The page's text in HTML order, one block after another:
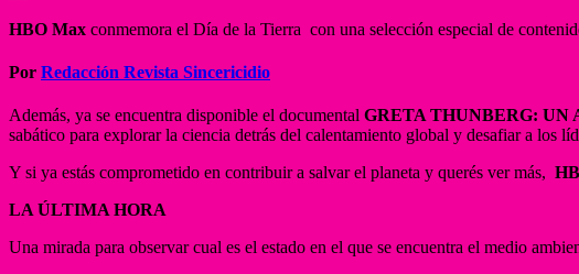
HBO Max conmemora el Día de la Tierra con una selección especial de
Por Redacción Revista Sincericidio
Además, ya se encuentra disponible el documental GRETA THUNBERG: UN
sabático para explorar la ciencia detrás del calentamiento global y desafiar a los
Y si ya estás comprometido en contribuir a salvar el planeta y querés ver más,
LA ÚLTIMA HORA
Una mirada para observar cual es el estado en el que se encuentra el medio